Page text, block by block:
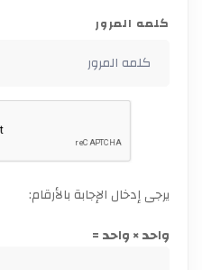
كلمه المرور
يرجى إدخال الإجابة بالأرقام:
واحد × واحد =